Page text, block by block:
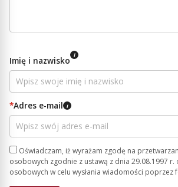
Imię i nazwisko i
*Adres e-mail i
Oświadczam, iż wyrażam zgodę na
osobowych zgodnie z ustawą z dnia 29.08.1997
osobowych w celu wysłania wiadomości poprzez